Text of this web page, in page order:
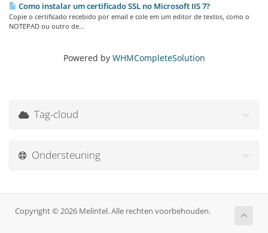
Como instalar um certificado SSL no Microsoft IIS 7?
Copie o certificado recebido por email e cole em um editor de textos, como o
NOTEPAD ou outro de...
Powered by WHMCompleteSolution
Tag-cloud
Ondersteuning
Copyright © 2026 Melintel. Alle rechten voorbehouden.